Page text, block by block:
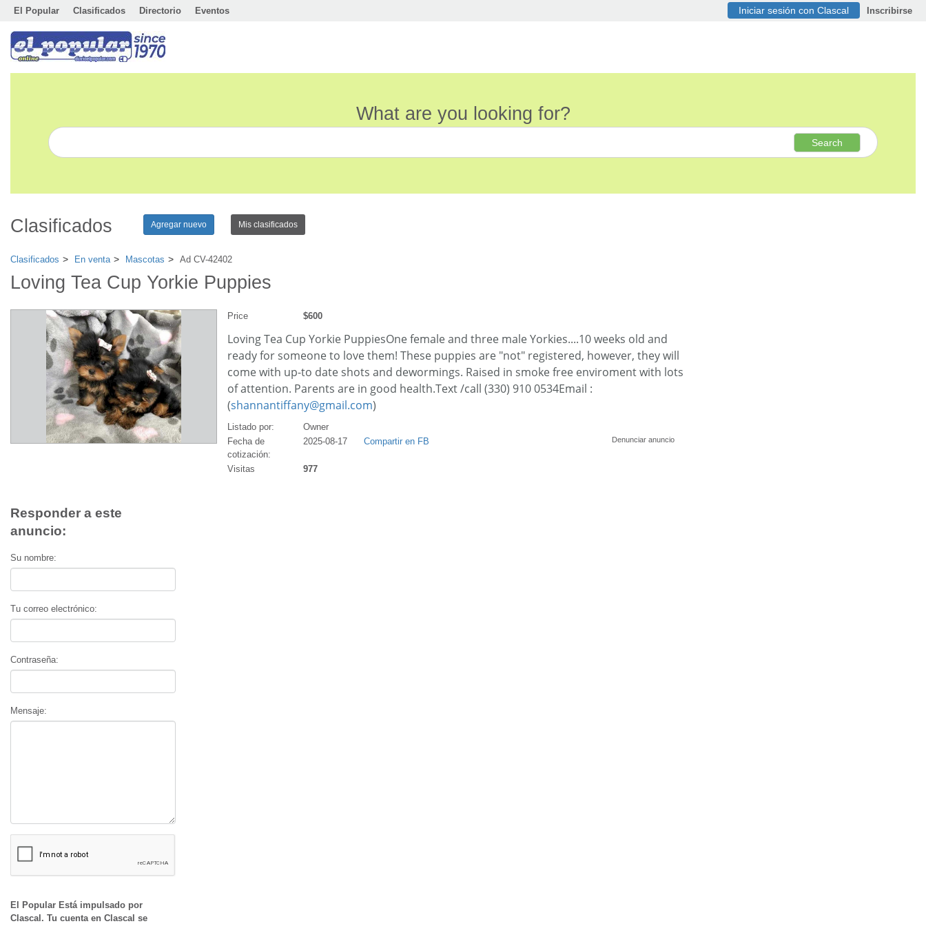
El Popular Clasificados Directorio Eventos Iniciar sesión con Clascal Inscribirse
What are you looking for?
Search
Clasificados Agregar nuevo Mis clasificados
Clasificados En venta Mascotas Ad CV-42402
Loving Tea Cup Yorkie Puppies
Price $600
Loving Tea Cup Yorkie PuppiesOne female and three male Yorkies....10 weeks old and
ready for someone to love them! These puppies are "not" registered, however, they will
come with up-to date shots and dewormings. Raised in smoke free enviroment with lots
of attention. Parents are in good health.Text /call (330) 910 0534Email :
(shannantiffany@gmail.com)
Listado por:
Owner
Fecha de
cotización:
2025-08-17 Compartir en FB Denunciar anuncio
Visitas 977
Responder a este
anuncio:
Su nombre:
Tu correo electrónico:
Contraseña:
Mensaje:
El Popular Está impulsado por
Clascal. Tu cuenta en Clascal se